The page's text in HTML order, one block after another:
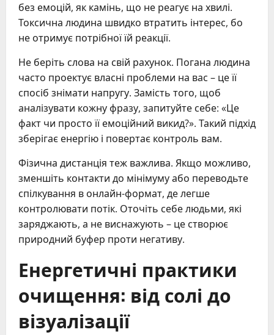
без емоцій, як камінь, що не реагує на хвилі.
Токсична людина швидко втратить інтерес, бо
не отримує потрібної їй реакції.
Не беріть слова на свій рахунок. Погана людина
часто проектує власні проблеми на вас – це її
спосіб знімати напругу. Замість того, щоб
аналізувати кожну фразу, запитуйте себе: «Це
факт чи просто її емоційний викид?». Такий підхід
зберігає енергію і повертає контроль вам.
Фізична дистанція теж важлива. Якщо можливо,
зменшіть контакти до мінімуму або переводьте
спілкування в онлайн-формат, де легше
контролювати потік. Оточіть себе людьми, які
заряджають, а не виснажують – це створює
природний буфер проти негативу.
Енергетичні практики
очищення: від солі до
візуалізації